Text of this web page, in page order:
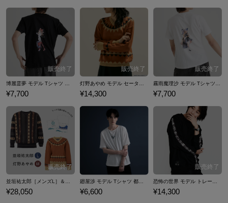
¥7,700 ¥14,300 ¥7,700
並垣祐太郎［メンズL］＆灯野あやめ［レディースＭ］ セーター２種セット（ヒハク石鹸紙せっけん付き） パラノマサイト FILE23 本所七不思議
¥28,050
廻屋渉 モデル Tシャツ 都市伝説解体センター
¥6,600
恐怖の世界 モデル トレーナー
¥14,300